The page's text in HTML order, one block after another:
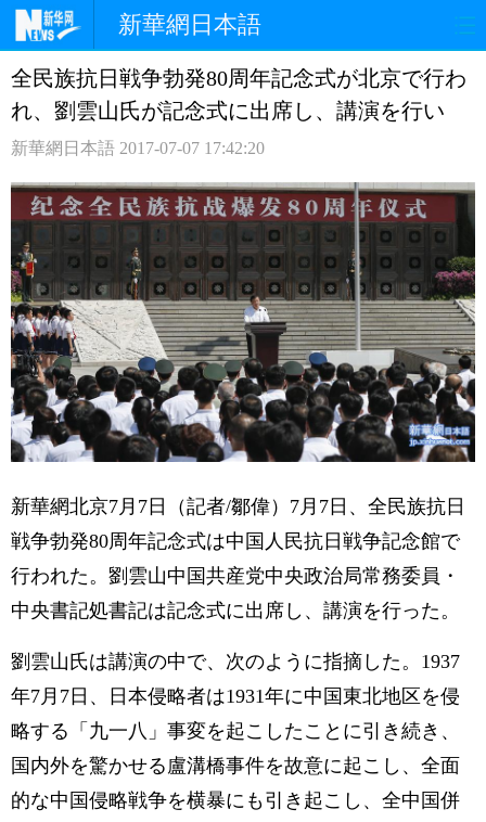
新華網日本語
ホームページ 政治 経済
観光 評論 写真
中日対訳
全民族抗日戦争勃発80周年記念式が北京で行わ
れ、劉雲山氏が記念式に出席し、講演を行い
新華網日本語 2017-07-07 17:42:20
新華網北京7月7日（記者/鄒偉）7月7日、全民族抗日
戦争勃発80周年記念式は中国人民抗日戦争記念館で
行われた。劉雲山中国共産党中央政治局常務委員・
中央書記処書記は記念式に出席し、講演を行った。
劉雲山氏は講演の中で、次のように指摘した。1937
年7月7日、日本侵略者は1931年に中国東北地区を侵
略する「九一八」事変を起こしたことに引き続き、
国内外を驚かせる盧溝橋事件を故意に起こし、全面
的な中国侵略戦争を横暴にも引き起こし、全中国併